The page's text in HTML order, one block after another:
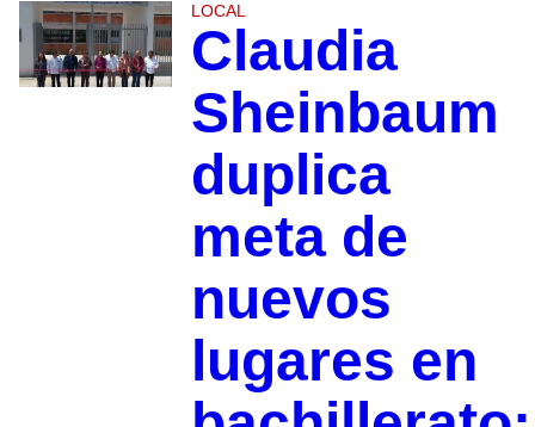
LOCAL
Claudia
Sheinbaum
duplica
meta de
nuevos
lugares en